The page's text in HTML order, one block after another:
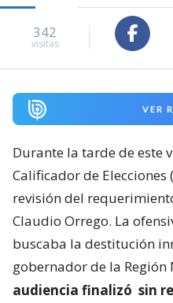
342
visitas
VER
Durante la tarde de este
Calificador de Elecciones
revisión del
Claudio Orrego. La
buscaba la destitución
gobernador de la
audiencia finalizó sin